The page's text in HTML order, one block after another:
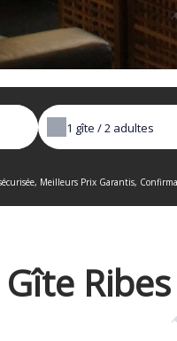
1 gîte /2 adultes
Meilleurs Prix Garantis,
Gîte